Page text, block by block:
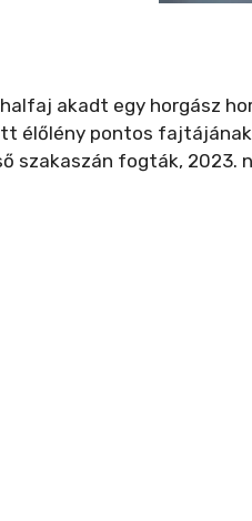
akadt egy horgász
élőlény pontos fajtájának
szakaszán fogták, 2023.